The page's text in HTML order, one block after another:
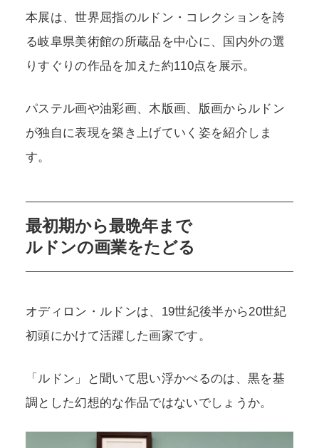
本展は、世界屈指のルドン・コレクションを誇
る岐阜県美術館の所蔵品を中心に、国内外の選
りすぐりの作品を加えた約110点を展示。
パステル画や油彩画、木版画、版画からルドン
が独自に表現を築き上げていく姿を紹介しま
す。
最初期から最晩年まで
ルドンの画業をたどる
オディロン・ルドンは、19世紀後半から20世紀
初頭にかけて活躍した画家です。
「ルドン」と聞いて思い浮かべるのは、黒を基
調とした幻想的な作品ではないでしょうか。